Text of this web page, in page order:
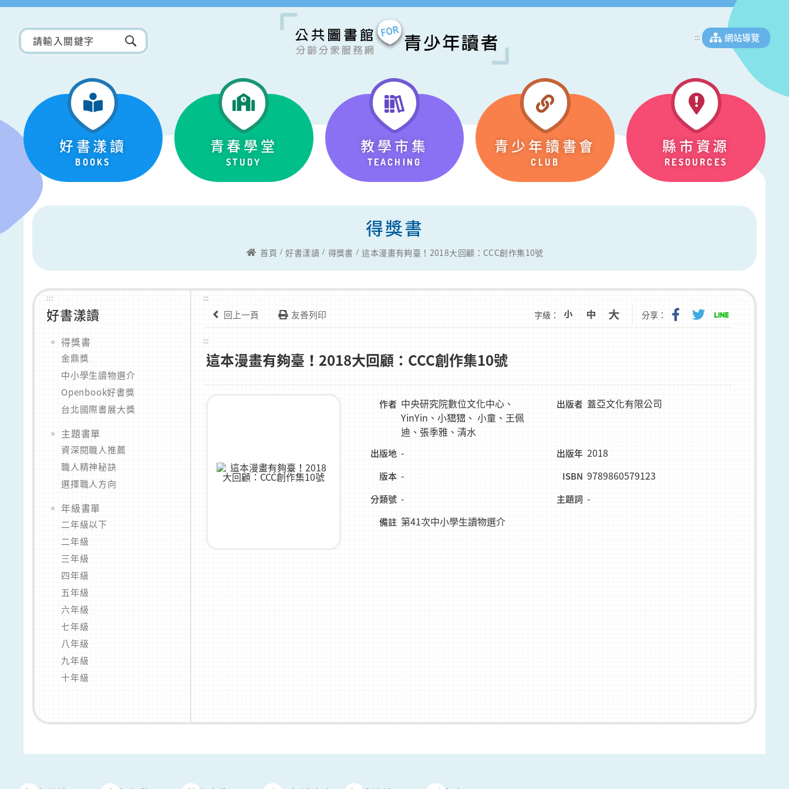
::: 網站導覽
好書漾讀
BOOKS
青春學堂
STUDY
教學市集
TEACHING
青少年讀書會
CLUB
縣市資源
RESOURCES
得獎書
首頁 好書漾讀 得獎書 這本漫畫有夠臺！2018大回顧：CCC創作集10號
:::
好書漾讀
得獎書
金鼎獎
中小學生讀物選介
Openbook好書獎
台北國際書展大獎
主題書單
資深閱職人推薦
職人精神秘訣
選擇職人方向
年級書單
二年級以下
二年級
三年級
四年級
五年級
六年級
七年級
八年級
九年級
十年級
:::
回上一頁 友善列印 字級： 分享：
:::
這本漫畫有夠臺！2018大回顧：CCC創作集10號
作者 中央研究院數位文化中心、
YinYin、小峱峱、 小童、王佩
迪、張季雅、清水
出版者 蓋亞文化有限公司
出版地 - 出版年 2018
版本 - ISBN 9789860579123
分類號 - 主題詞 -
備註 第41次中小學生讀物選介